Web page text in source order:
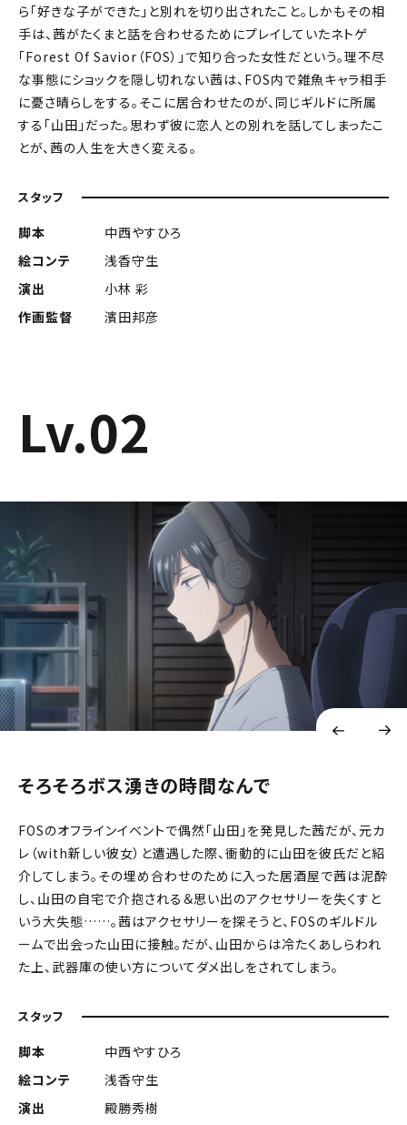
ら「好きな子ができた」と別れを切り出されたこと。しかもその相
手は、茜がたくまと話を合わせるためにプレイしていたネトゲ
「Forest Of Savior（FOS）」で知り合った女性だという。理不尽
な事態にショックを隠し切れない茜は、FOS内で雑魚キャラ相手
に憂さ晴らしをする。そこに居合わせたのが、同じギルドに所属
する「山田」だった。思わず彼に恋人との別れを話してしまったこ
とが、茜の人生を大きく変える。
スタッフ
脚本
中西やすひろ
絵コンテ
浅香守生
演出
小林 彩
作画監督
濱田邦彦
Lv.02
そろそろボス湧きの時間なんで
FOSのオフラインイベントで偶然「山田」を発見した茜だが、元カ
レ（with新しい彼女）と遭遇した際、衝動的に山田を彼氏だと紹
介してしまう。その埋め合わせのために入った居酒屋で茜は泥酔
し、山田の自宅で介抱される＆思い出のアクセサリーを失くすと
いう大失態……。茜はアクセサリーを探そうと、FOSのギルドル
ームで出会った山田に接触。だが、山田からは冷たくあしらわれ
た上、武器庫の使い方についてダメ出しをされてしまう。
スタッフ
脚本
中西やすひろ
絵コンテ
浅香守生
演出
殿勝秀樹